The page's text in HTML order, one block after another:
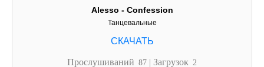
Alesso - Confession
Танцевальные
Прослушиваний 87 | Загрузок 2